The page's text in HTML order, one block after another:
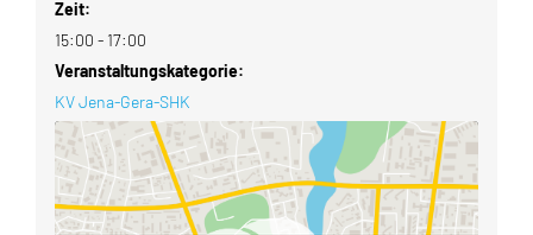
Zeit:
15:00 - 17:00
Veranstaltungskategorie:
KV Jena-Gera-SHK